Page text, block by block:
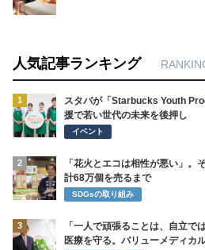
人気記事ランキング
1
スタバが「Starbucks Youth
援で若い世代の未来を後押し
イベント
2
「花火とエコは相性が悪い」。
計68万個を売るまで
SDGsの取り組み
3
「一人で頑張ることは、自立で
医療を守る。バリューメディカ